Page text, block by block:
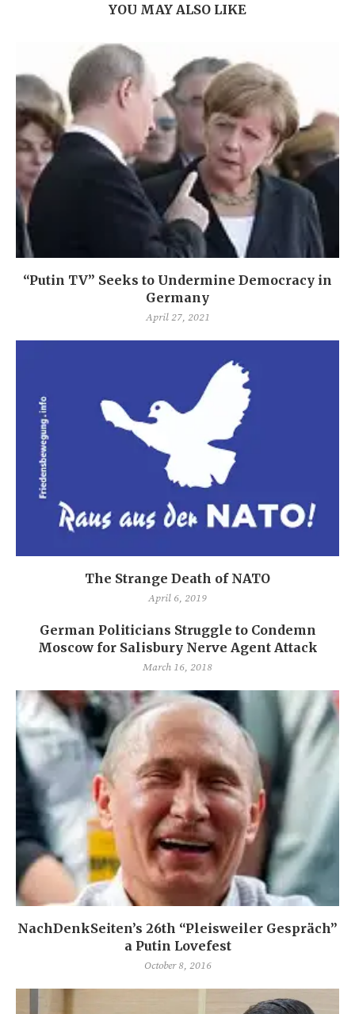
YOU MAY ALSO LIKE
“Putin TV” Seeks to Undermine Democracy in
Germany
April 27, 2021
The Strange Death of NATO
April 6, 2019
German Politicians Struggle to Condemn
Moscow for Salisbury Nerve Agent Attack
March 16, 2018
NachDenkSeiten’s 26th “Pleisweiler Gespräch”
a Putin Lovefest
October 8, 2016